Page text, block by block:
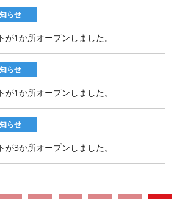
らせ
1か所オープンしました。
らせ
1か所オープンしました。
らせ
3か所オープンしました。